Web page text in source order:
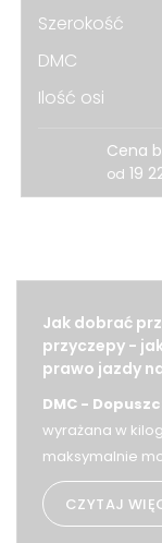
Szerokość
DMC
Ilość osi
Cena
od 19
Jak dobrać
przyczepy -
prawo jazdy
DMC -
wyrażana w
maksymalnie
CZYTAJ